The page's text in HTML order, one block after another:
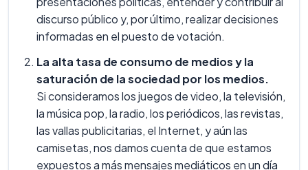
discurso público y, por último, realizar decisiones
informadas en el puesto de votación.
La alta tasa de consumo de medios y la
saturación de la sociedad por los medios.
Si consideramos los juegos de video, la televisión,
la música pop, la radio, los periódicos, las revistas,
las vallas publicitarias, el Internet, y aún las
camisetas, nos damos cuenta de que estamos
expuestos a más mensajes mediáticos en un día